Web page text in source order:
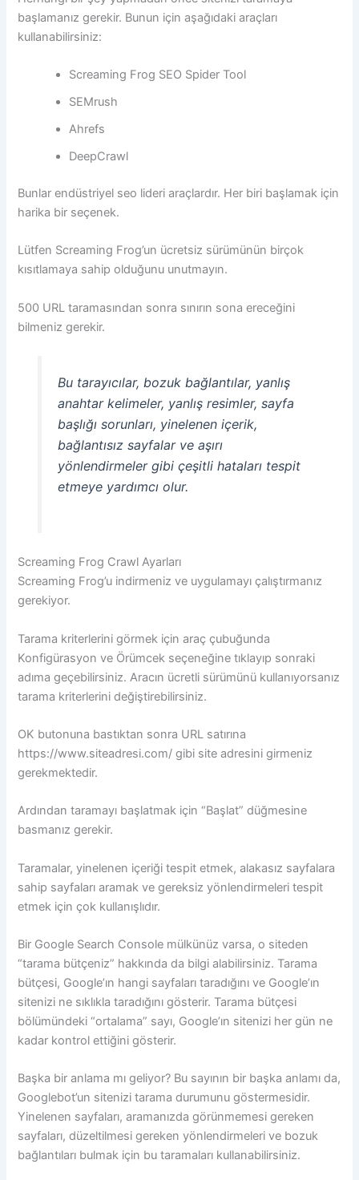
başlamanız gerekir. Bunun için aşağıdaki araçları
kullanabilirsiniz:
Screaming Frog SEO Spider Tool
SEMrush
Ahrefs
DeepCrawl
Bunlar endüstriyel seo lideri araçlardır. Her biri başlamak için
harika bir seçenek.
Lütfen Screaming Frog’un ücretsiz sürümünün birçok
kısıtlamaya sahip olduğunu unutmayın.
500 URL taramasından sonra sınırın sona ereceğini
bilmeniz gerekir.
Bu tarayıcılar, bozuk bağlantılar, yanlış
anahtar kelimeler, yanlış resimler, sayfa
başlığı sorunları, yinelenen içerik,
bağlantısız sayfalar ve aşırı
yönlendirmeler gibi çeşitli hataları tespit
etmeye yardımcı olur.
Screaming Frog Crawl Ayarları
Screaming Frog’u indirmeniz ve uygulamayı çalıştırmanız
gerekiyor.
Tarama kriterlerini görmek için araç çubuğunda
Konfigürasyon ve Örümcek seçeneğine tıklayıp sonraki
adıma geçebilirsiniz. Aracın ücretli sürümünü kullanıyorsanız
tarama kriterlerini değiştirebilirsiniz.
OK butonuna bastıktan sonra URL satırına
https://www.siteadresi.com/ gibi site adresini girmeniz
gerekmektedir.
Ardından taramayı başlatmak için “Başlat” düğmesine
basmanız gerekir.
Taramalar, yinelenen içeriği tespit etmek, alakasız sayfalara
sahip sayfaları aramak ve gereksiz yönlendirmeleri tespit
etmek için çok kullanışlıdır.
Bir Google Search Console mülkünüz varsa, o siteden
“tarama bütçeniz” hakkında da bilgi alabilirsiniz. Tarama
bütçesi, Google’ın hangi sayfaları taradığını ve Google’ın
sitenizi ne sıklıkla taradığını gösterir. Tarama bütçesi
bölümündeki “ortalama” sayı, Google’ın sitenizi her gün ne
kadar kontrol ettiğini gösterir.
Başka bir anlama mı geliyor? Bu sayının bir başka anlamı da,
Googlebot’un sitenizi tarama durumunu göstermesidir.
Yinelenen sayfaları, aramanızda görünmemesi gereken
sayfaları, düzeltilmesi gereken yönlendirmeleri ve bozuk
bağlantıları bulmak için bu taramaları kullanabilirsiniz.